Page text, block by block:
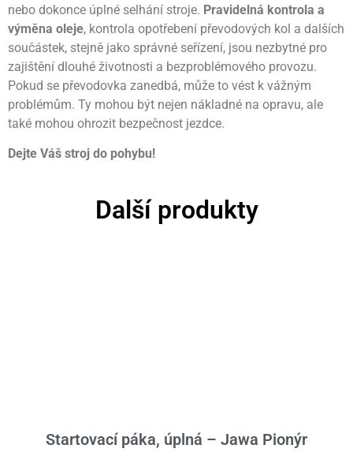
nebo dokonce úplné selhání stroje. Pravidelná kontrola a
výměna oleje, kontrola opotřebení převodových kol a dalších
součástek, stejně jako správné seřízení, jsou nezbytné pro
zajištění dlouhé životnosti a bezproblémového provozu.
Pokud se převodovka zanedbá, může to vést k vážným
problémům. Ty mohou být nejen nákladné na opravu, ale
také mohou ohrozit bezpečnost jezdce.
Dejte Váš stroj do pohybu!
Další produkty
Startovací páka, úplná – Jawa Pionýr